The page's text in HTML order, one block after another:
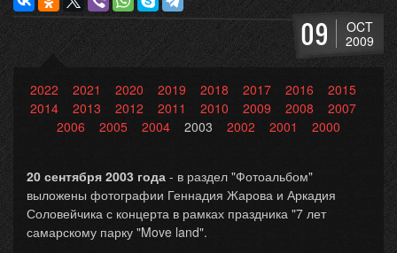
09
OCT
2009
2022 2021 2020 2019 2018 2017 2016
2015
2014
2013 2012 2011 2010 2009 2008
2007
2006
2005 2004 2003 2002 2001 2000
20 сентября 2003 года - в раздел "Фотоальбом"
выложены фотографии Геннадия Жарова и Аркадия
Соловейчика с концерта в рамках праздника "7 лет
самарскому парку "Move land".